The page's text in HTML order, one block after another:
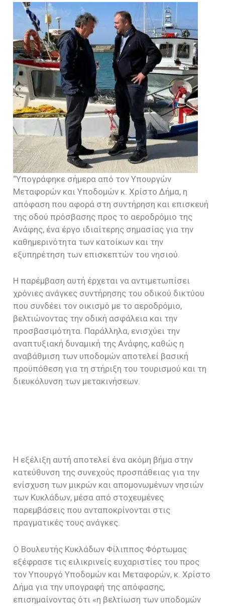
“Υπογράφηκε σήμερα από τον Υπουργών
Μεταφορών και Υποδομών κ. Χρίστο Δήμα, η
απόφαση που αφορά στη συντήρηση και επισκευή
της οδού πρόσβασης προς το αεροδρόμιο της
Ανάφης, ένα έργο ιδιαίτερης σημασίας για την
καθημερινότητα των κατοίκων και την
εξυπηρέτηση των επισκεπτών του νησιού.
Η παρέμβαση αυτή έρχεται να αντιμετωπίσει
χρόνιες ανάγκες συντήρησης του οδικού δικτύου
που συνδέει τον οικισμό με το αεροδρόμιο,
βελτιώνοντας την οδική ασφάλεια και την
προσβασιμότητα. Παράλληλα, ενισχύει την
αναπτυξιακή δυναμική της Ανάφης, καθώς η
αναβάθμιση των υποδομών αποτελεί βασική
προϋπόθεση για τη στήριξη του τουρισμού και τη
διευκόλυνση των μετακινήσεων.
Η εξέλιξη αυτή αποτελεί ένα ακόμη βήμα στην
κατεύθυνση της συνεχούς προσπάθειας για την
ενίσχυση των μικρών και απομονωμένων νησιών
των Κυκλάδων, μέσα από στοχευμένες
παρεμβάσεις που ανταποκρίνονται στις
πραγματικές τους ανάγκες.
Ο Βουλευτής Κυκλάδων Φίλιππος Φόρτωμας
εξέφρασε τις ειλικρινείς ευχαριστίες του προς
τον Υπουργό Υποδομών και Μεταφορών, κ. Χρίστο
Δήμα για την υπογραφή της απόφασης,
επισημαίνοντας ότι «η βελτίωση των υποδομών